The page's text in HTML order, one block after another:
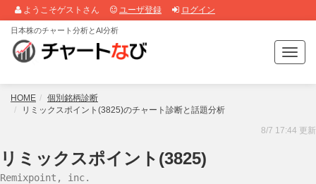
ようこそゲストさん ユーザ登録 ログイン
T
o
g
日本株のチャート分析とAI分析
HOME
個別銘柄診断
リミックスポイント(3825)のチャート診断と話題分析
8/7 17:44 更新
リミックスポイント(3825)
Remixpoint, inc.